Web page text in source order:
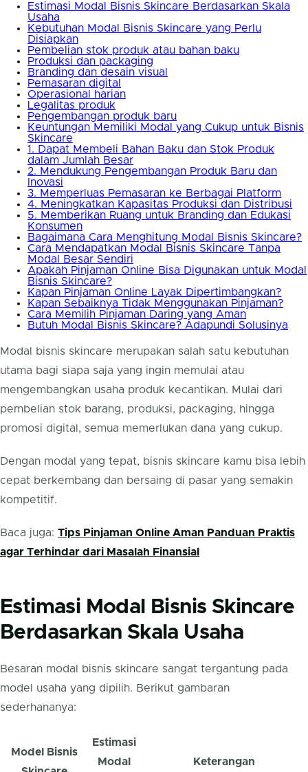
Estimasi Modal Bisnis Skincare Berdasarkan Skala
Usaha
Kebutuhan Modal Bisnis Skincare yang Perlu
Disiapkan
Pembelian stok produk atau bahan baku
Produksi dan packaging
Branding dan desain visual
Pemasaran digital
Operasional harian
Legalitas produk
Pengembangan produk baru
Keuntungan Memiliki Modal yang Cukup untuk Bisnis
Skincare
1. Dapat Membeli Bahan Baku dan Stok Produk
dalam Jumlah Besar
2. Mendukung Pengembangan Produk Baru dan
Inovasi
3. Memperluas Pemasaran ke Berbagai Platform
4. Meningkatkan Kapasitas Produksi dan Distribusi
5. Memberikan Ruang untuk Branding dan Edukasi
Konsumen
Bagaimana Cara Menghitung Modal Bisnis Skincare?
Cara Mendapatkan Modal Bisnis Skincare Tanpa
Modal Besar Sendiri
Apakah Pinjaman Online Bisa Digunakan untuk Modal
Bisnis Skincare?
Kapan Pinjaman Online Layak Dipertimbangkan?
Kapan Sebaiknya Tidak Menggunakan Pinjaman?
Cara Memilih Pinjaman Daring yang Aman
Butuh Modal Bisnis Skincare? Adapundi Solusinya
Modal bisnis skincare merupakan salah satu kebutuhan
utama bagi siapa saja yang ingin memulai atau
mengembangkan usaha produk kecantikan. Mulai dari
pembelian stok barang, produksi, packaging, hingga
promosi digital, semua memerlukan dana yang cukup.
Dengan modal yang tepat, bisnis skincare kamu bisa lebih
cepat berkembang dan bersaing di pasar yang semakin
kompetitif.
Baca juga: Tips Pinjaman Online Aman Panduan Praktis
agar Terhindar dari Masalah Finansial
Estimasi Modal Bisnis Skincare
Berdasarkan Skala Usaha
Besaran modal bisnis skincare sangat tergantung pada
model usaha yang dipilih. Berikut gambaran
sederhananya:
Model Bisnis
Estimasi
Modal
Keterangan